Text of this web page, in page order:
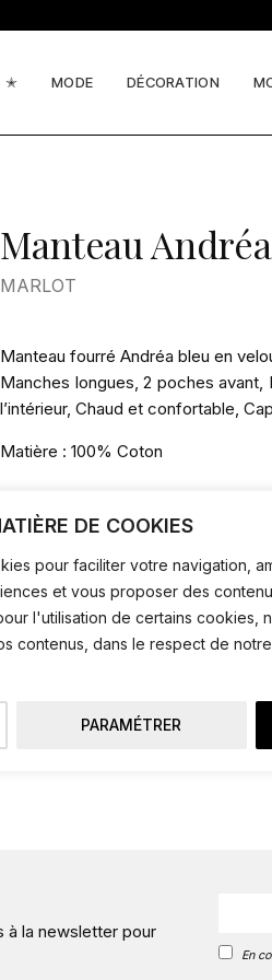
DE COOKIES
pour faciliter votre navigation,
et vous proposer des
l'utilisation de certains cookies,
contenus, dans le respect de notre
PARAMÉTRER
✭ MODE DÉCORATION
Manteau
MARLOT
Manteau fourré Andréa bleu en
Manches longues, 2 poches avant,
l’intérieur, Chaud et confortable,
Matière : 100% Coton
ANCIENNE COLLECTION
à la newsletter pour
En